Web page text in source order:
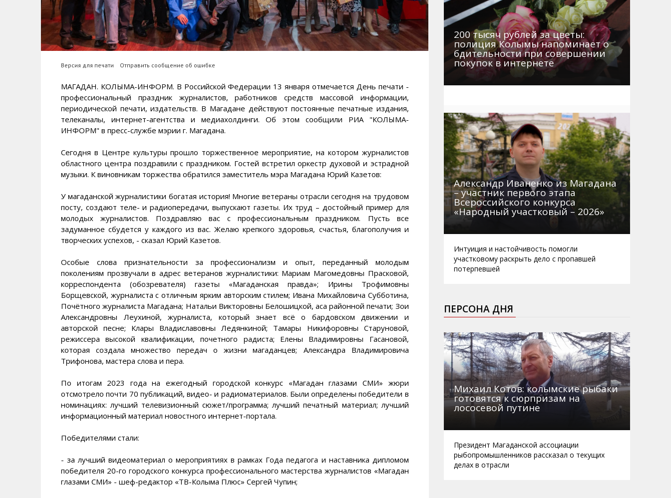
Версия для печати Отправить сообщение об ошибке
МАГАДАН. КОЛЫМА-ИНФОРМ. В Российской Федерации 13 января отмечается День печати -
профессиональный праздник журналистов, работников средств массовой информации,
периодической печати, издательств. В Магадане действуют постоянные печатные издания,
телеканалы, интернет-агентства и медиахолдинги. Об этом сообщили РИА "КОЛЫМА-
ИНФОРМ" в пресс-службе мэрии г. Магадана.
Сегодня в Центре культуры прошло торжественное мероприятие, на котором журналистов
областного центра поздравили с праздником. Гостей встретил оркестр духовой и эстрадной
музыки. К виновникам торжества обратился заместитель мэра Магадана Юрий Казетов:
У магаданской журналистики богатая история! Многие ветераны отрасли сегодня на трудовом
посту, создают теле- и радиопередачи, выпускают газеты. Их труд – достойный пример для
молодых журналистов. Поздравляю вас с профессиональным праздником. Пусть все
задуманное сбудется у каждого из вас. Желаю крепкого здоровья, счастья, благополучия и
творческих успехов, - сказал Юрий Казетов.
Особые слова признательности за профессионализм и опыт, переданный молодым
поколениям прозвучали в адрес ветеранов журналистики: Мариам Магомедовны Прасковой,
корреспондента (обозревателя) газеты «Магаданская правда»; Ирины Трофимовны
Борщевской, журналиста с отличным ярким авторским стилем; Ивана Михайловича Субботина,
Почётного журналиста Магадана; Натальи Викторовны Белошицкой, аса районной печати; Зои
Александровны Леухиной, журналиста, который знает всё о бардовском движении и
авторской песне; Клары Владиславовны Ледянкиной; Тамары Никифоровны Старуновой,
режиссера высокой квалификации, почетного радиста; Елены Владимировны Гасановой,
которая создала множество передач о жизни магаданцев; Александра Владимировича
Трифонова, мастера слова и пера.
По итогам 2023 года на ежегодный городской конкурс «Магадан глазами СМИ» жюри
отсмотрело почти 70 публикаций, видео- и радиоматериалов. Были определены победители в
номинациях: лучший телевизионный сюжет/программа; лучший печатный материал; лучший
информационный материал новостного интернет-портала.
Победителями стали:
- за лучший видеоматериал о мероприятиях в рамках Года педагога и наставника дипломом
победителя 20-го городского конкурса профессионального мастерства журналистов «Магадан
глазами СМИ» - шеф-редактор «ТВ-Колыма Плюс» Сергей Чупин;
200 тысяч рублей за цветы:
полиция Колымы напоминает о
бдительности при совершении
покупок в интернете
Александр Иваненко из Магадана
– участник первого этапа
Всероссийского конкурса
«Народный участковый – 2026»
Интуиция и настойчивость помогли
участковому раскрыть дело с пропавшей
потерпевшей
ПЕРСОНА ДНЯ
Михаил Котов: колымские рыбаки
готовятся к сюрпризам на
лососевой путине
Президент Магаданской ассоциации
рыбопромышленников рассказал о текущих
делах в отрасли